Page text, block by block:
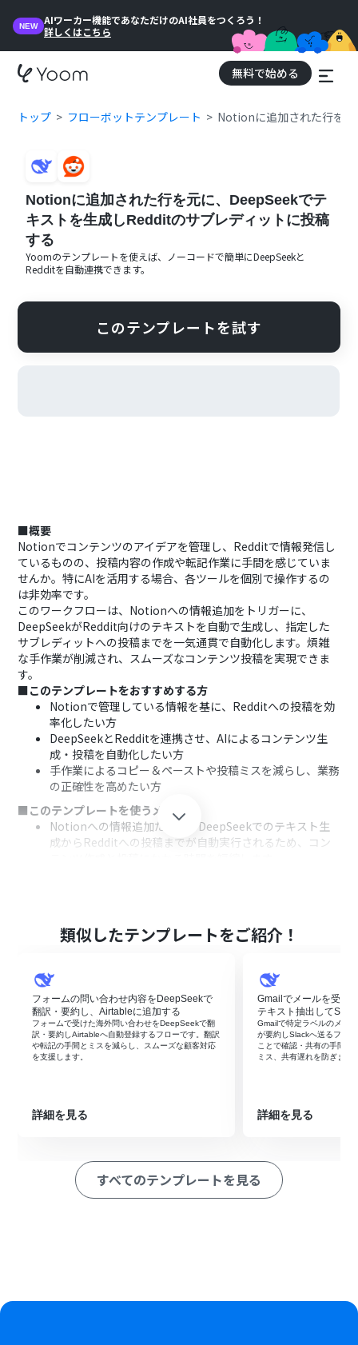
NEW
AIワーカー機能であなただけのAI社員をつくろう！
詳しくはこちら
無料で始める
トップ フローボットテンプレート Notionに追加された行を
Notionに追加された行を元に、DeepSeekでテ
キストを生成しRedditのサブレディットに投稿
する
Yoomのテンプレートを使えば、ノーコードで簡単にDeepSeekと
Redditを自動連携できます。
このテンプレートを試す
■概要
Notionでコンテンツのアイデアを管理し、Redditで情報発信し
ているものの、投稿内容の作成や転記作業に手間を感じていま
せんか。特にAIを活用する場合、各ツールを個別で操作するの
は非効率です。
このワークフローは、Notionへの情報追加をトリガーに、
DeepSeekがReddit向けのテキストを自動で生成し、指定した
サブレディットへの投稿までを一気通貫で自動化します。煩雑
な手作業が削減され、スムーズなコンテンツ投稿を実現できま
す。
■このテンプレートをおすすめする方
Notionで管理している情報を基に、Redditへの投稿を効
率化したい方
DeepSeekとRedditを連携させ、AIによるコンテンツ生
成・投稿を自動化したい方
手作業によるコピー＆ペーストや投稿ミスを減らし、業務
の正確性を高めたい方
■このテンプレートを使うメリット
Notionへの情報追加だけで、DeepSeekでのテキスト生
成からRedditへの投稿までが自動実行されるため、コン
■フローボットの流れ
はじめに、Notion、DeepSeek、RedditをYoomと連携
次に、トリガーでNotionを選択し、「特定のデータソー
スのページが作成・更新されたら」というアクションを設
定します。
次に、オペレーションで分岐機能を設定し、取得した情
報に基づいて後続の処理を分岐させるための条件を設定
します。
します。
次に、オペレーションでDeepSeekの「テキストを生成」
最後に、オペレーションでRedditの「サブレディットに
新規投稿を作成」アクションを設定し、生成されたテキス
トを自動で投稿します。
対象とするデータソースIDを任意のものに設定してくださ
類似したテンプレートをご紹介！
フォームの問い合わせ内容をDeepSeekで
翻訳・要約し、Airtableに追加する
フォームで受けた海外問い合わせをDeepSeekで翻
訳・要約しAirtableへ自動登録するフローです。翻訳
や転記の手間とミスを減らし、スムーズな顧客対応
を支援します。
詳細を見る
Gmailでメールを受信
テキスト抽出して
Gmailで特定ラベルのメー
が要約しSlackへ送るフロ
ことで確認・共有の手間を
ミス、共有遅れを防ぎます
詳細を見る
すべてのテンプレートを見る